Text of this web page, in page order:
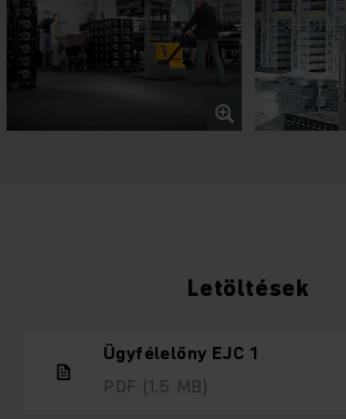
Letöltések
Ügyfélelőny EJC 1
PDF (1,5 MB)